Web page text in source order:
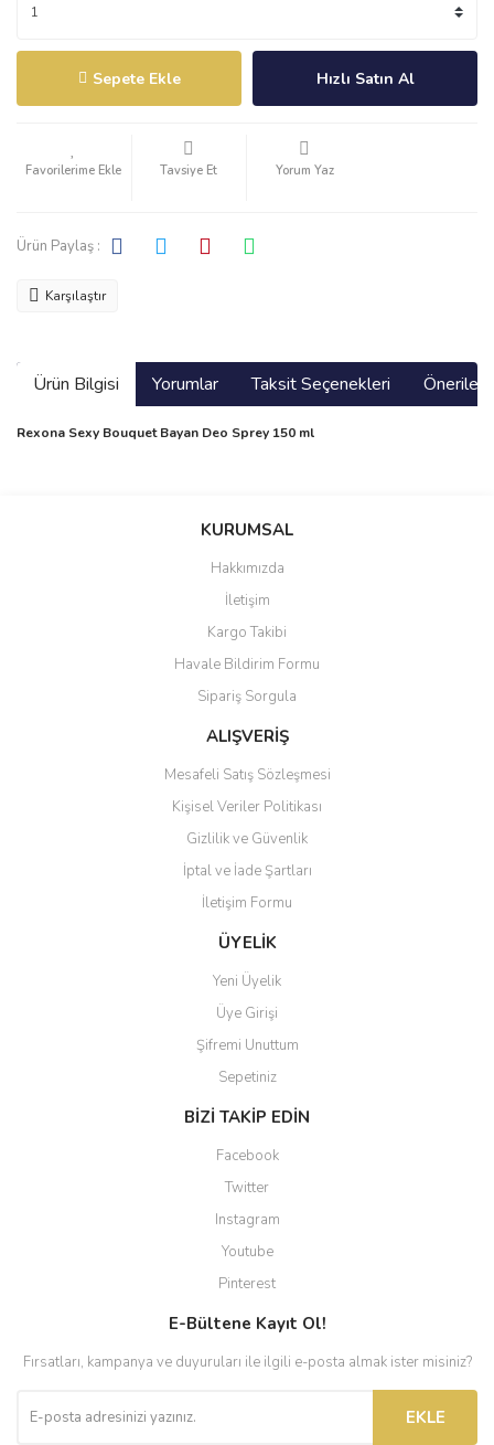
Sepete Ekle Hızlı Satın Al
Tavsiye Et Yorum Yaz
Ürün Paylaş :
Karşılaştır
Ürün Bilgisi Yorumlar Taksit Seçenekleri
Rexona Sexy Bouquet Bayan Deo Sprey 150 ml
Bu ürüne ilk yorumu siz yapın!
Yorum Yaz
Ürün resmi kalitesiz, bozuk veya görüntülenemiyor.
Ürün açıklamasında eksik bilgiler bulunuyor.
Ürün bilgilerinde hatalar bulunuyor.
Ürün fiyatı diğer sitelerden daha pahalı.
Bu ürüne benzer farklı alternatifler olmalı.
Gönder
KURUMSAL
Hakkımızda
İletişim
Kargo Takibi
Havale Bildirim Formu
Sipariş Sorgula
ALIŞVERİŞ
Mesafeli Satış Sözleşmesi
Kişisel Veriler Politikası
Gizlilik ve Güvenlik
İptal ve İade Şartları
İletişim Formu
ÜYELİK
Yeni Üyelik
Üye Girişi
Şifremi Unuttum
Sepetiniz
BİZİ TAKİP EDİN
Facebook
Twitter
Instagram
Youtube
Pinterest
E-Bültene Kayıt Ol!
Fırsatları, kampanya ve duyuruları ile ilgili e-posta almak ister misiniz?
EKLE